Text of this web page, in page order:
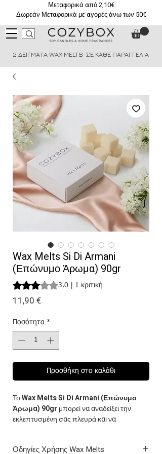
Μεταφορικά από 2,10€
Δωρεάν Μεταφορικά με αγορές άνω των 50€
2 ΔΕΙΓΜΑΤΑ WAX MELTS ΣΕ ΚΑΘΕ ΠΑΡΑΓΓΕΛΙΑ
Wax Melts Si Di Armani
(Επώνυμο Άρωμα) 90gr
Rating is 3.0 out of five stars based on 1
3.0 | 1 κριτική
11,90 €Τιμή
Ποσότητα *
Προσθήκη στο καλάθι
ΤοWax Melts Si Di Armani (Επώνυμο
Άρωμα) 90gr μπορεί να αναδείξει την
εκλεπτυσμένη σας πλευρά και να
διάσημου οίκου μόδας.
Οδηγίες Χρήσης Wax Melts